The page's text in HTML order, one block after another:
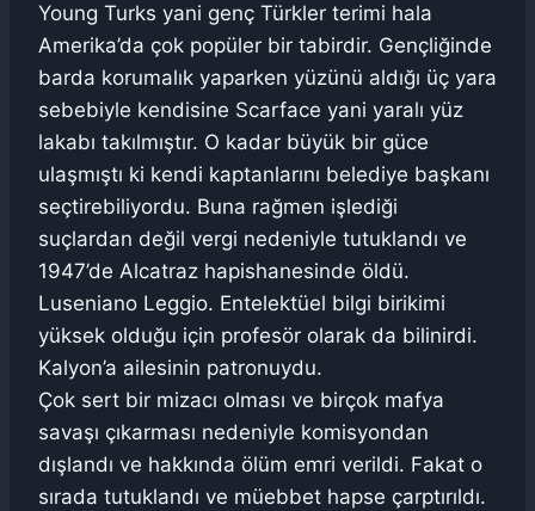
Young Turks yani genç Türkler terimi hala
Amerika’da çok popüler bir tabirdir. Gençliğinde
barda korumalık yaparken yüzünü aldığı üç yara
sebebiyle kendisine Scarface yani yaralı yüz
lakabı takılmıştır. O kadar büyük bir güce
ulaşmıştı ki kendi kaptanlarını belediye başkanı
seçtirebiliyordu. Buna rağmen işlediği
suçlardan değil vergi nedeniyle tutuklandı ve
1947’de Alcatraz hapishanesinde öldü.
Luseniano Leggio. Entelektüel bilgi birikimi
yüksek olduğu için profesör olarak da bilinirdi.
Kalyon’a ailesinin patronuydu.
Çok sert bir mizacı olması ve birçok mafya
savaşı çıkarması nedeniyle komisyondan
dışlandı ve hakkında ölüm emri verildi. Fakat o
sırada tutuklandı ve müebbet hapse çarptırıldı.